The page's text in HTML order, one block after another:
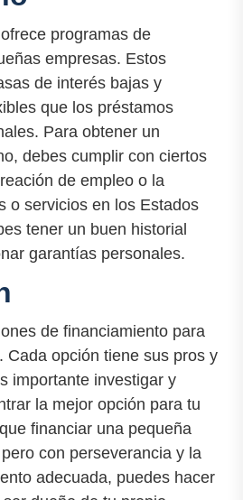
programas de
empresas. Estos
de interés bajas y
que los préstamos
Para obtener un
debes cumplir con ciertos
de empleo o la
o servicios en los Estados
tener un buen historial
garantías personales.
de financiamiento para
Cada opción tiene sus pros y
importante investigar y
la mejor opción para tu
financiar una pequeña
con perseverancia y la
adecuada, puedes hacer